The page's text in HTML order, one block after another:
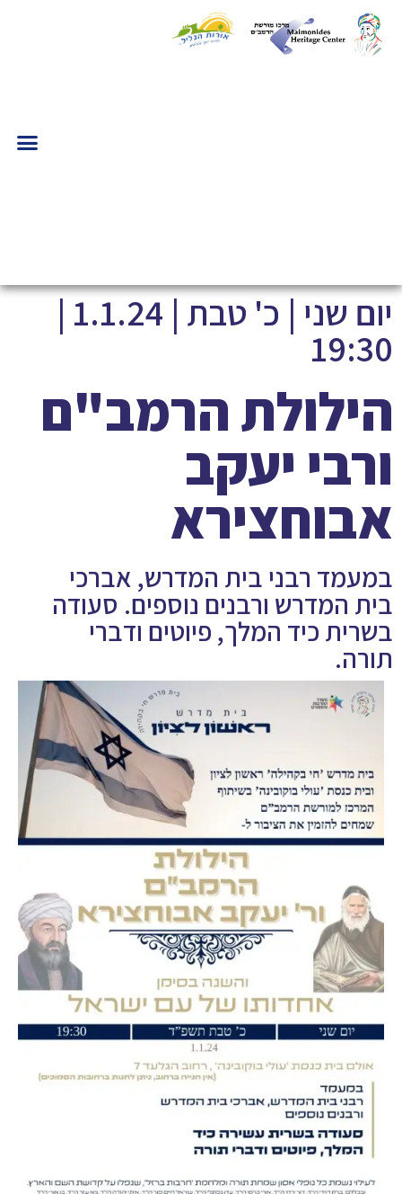
יום שני | כ' טבת | 1.1.24 |
19:30
הילולת הרמב"ם
ורבי יעקב
אבוחצירא
במעמד רבני בית המדרש, אברכי
בית המדרש ורבנים נוספים. סעודה
בשרית כיד המלך, פיוטים ודברי
תורה.